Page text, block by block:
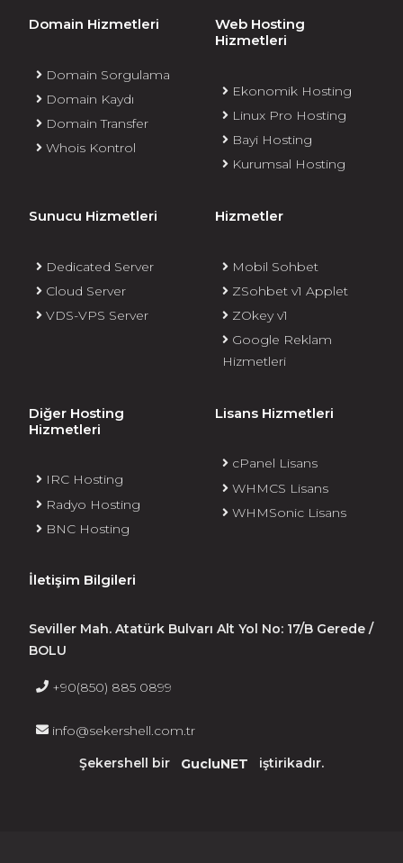
Domain Hizmetleri
Domain Sorgulama
Domain Kaydı
Domain Transfer
Whois Kontrol
Web Hosting
Hizmetleri
Ekonomik Hosting
Linux Pro Hosting
Bayi Hosting
Kurumsal Hosting
Sunucu Hizmetleri
Dedicated Server
Cloud Server
VDS-VPS Server
Hizmetler
Mobil Sohbet
ZSohbet v1 Applet
ZOkey v1
Google Reklam
Hizmetleri
Diğer Hosting
Hizmetleri
IRC Hosting
Radyo Hosting
BNC Hosting
Lisans Hizmetleri
cPanel Lisans
WHMCS Lisans
WHMSonic Lisans
İletişim Bilgileri
Seviller Mah. Atatürk Bulvarı Alt Yol No: 17/B Gerede /
BOLU
+90(850) 885 0899
info@sekershell.com.tr
Şekershell bir GucluNET iştirikadır.